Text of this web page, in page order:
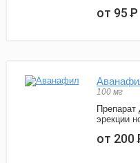
от 95Р
100 мг
Препарат
эрекции
от 200